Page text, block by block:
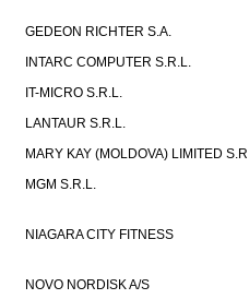
GEDEON RICHTER S.A.
INTARC COMPUTER S.R.L.
IT-MICRO S.R.L.
LANTAUR S.R.L.
MARY KAY (MOLDOVA) LIMITED
MGM S.R.L.
NIAGARA CITY FITNESS
NOVO NORDISK A/S